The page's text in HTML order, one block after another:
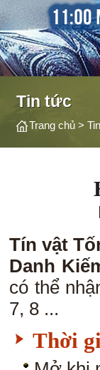
Tin tức
Trang chủ >
Tín vật
Danh
có thể
7, 8 ...
Thời